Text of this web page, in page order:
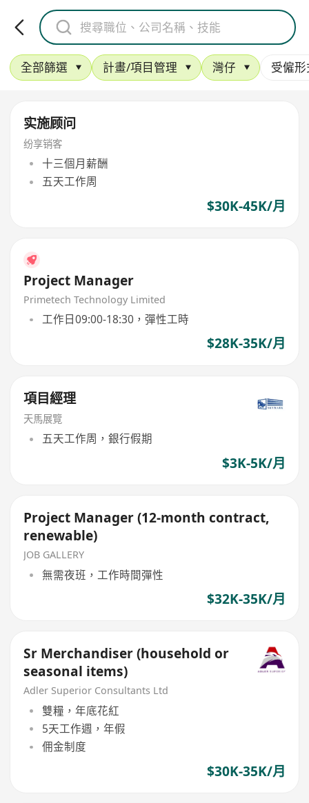
全部篩選 計畫/項目管理 灣仔 受僱形
实施顾问
纷享销客
十三個月薪酬
五天工作周
$30K-45K/月
Project Manager
Primetech Technology Limited
工作日09:00-18:30，彈性工時
$28K-35K/月
項目經理
天馬展覽
五天工作周，銀行假期
$3K-5K/月
Project Manager (12-month contract,
renewable)
JOB GALLERY
無需夜班，工作時間彈性
$32K-35K/月
Sr Merchandiser (household or
seasonal items)
Adler Superior Consultants Ltd
雙糧，年底花紅
5天工作週，年假
佣金制度
$30K-35K/月